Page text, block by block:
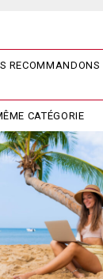
RECOMMANDONS
CATÉGORIE